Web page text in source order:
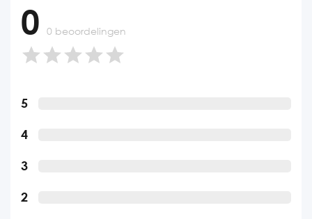
5
4
3
2
0 0 beoordelingen